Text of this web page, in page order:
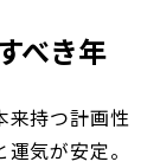
べき年
来持つ計画性
気が安定。